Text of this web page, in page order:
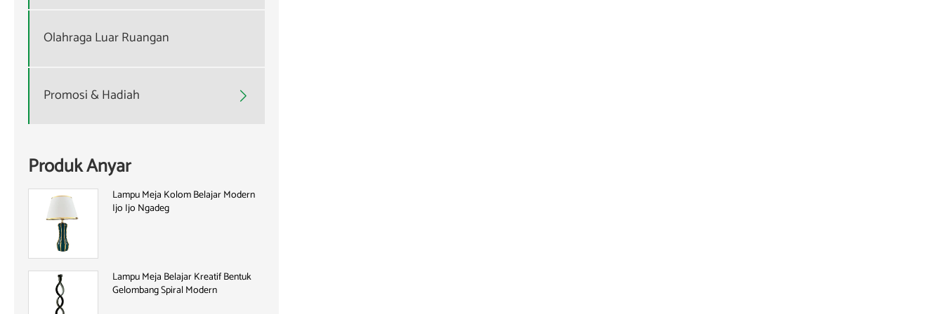
Olahraga Luar Ruangan
Promosi & Hadiah 
Produk Anyar
Lampu Meja Kolom Belajar Modern
Ijo Ijo Ngadeg
Lampu Meja Belajar Kreatif Bentuk
Gelombang Spiral Modern